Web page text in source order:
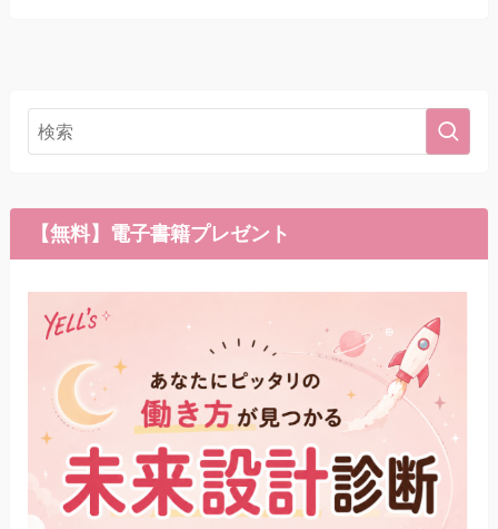
【無料】電子書籍プレゼント